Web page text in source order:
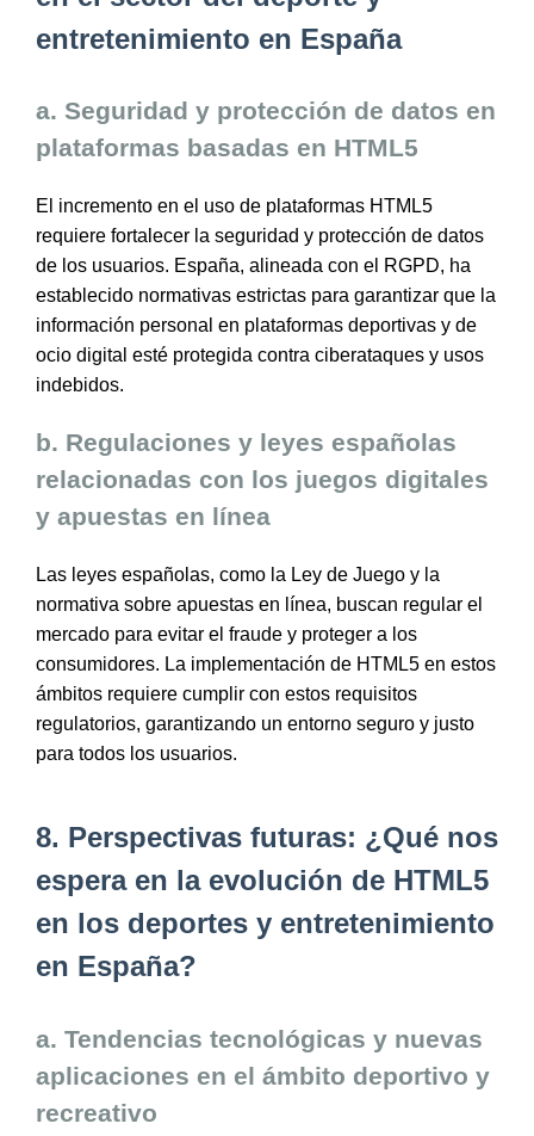
entretenimiento en España
a. Seguridad y protección de datos en
plataformas basadas en HTML5
El incremento en el uso de plataformas HTML5
requiere fortalecer la seguridad y protección de datos
de los usuarios. España, alineada con el RGPD, ha
establecido normativas estrictas para garantizar que la
información personal en plataformas deportivas y de
ocio digital esté protegida contra ciberataques y usos
indebidos.
b. Regulaciones y leyes españolas
relacionadas con los juegos digitales
y apuestas en línea
Las leyes españolas, como la Ley de Juego y la
normativa sobre apuestas en línea, buscan regular el
mercado para evitar el fraude y proteger a los
consumidores. La implementación de HTML5 en estos
ámbitos requiere cumplir con estos requisitos
regulatorios, garantizando un entorno seguro y justo
para todos los usuarios.
8. Perspectivas futuras: ¿Qué nos
espera en la evolución de HTML5
en los deportes y entretenimiento
en España?
a. Tendencias tecnológicas y nuevas
aplicaciones en el ámbito deportivo y
recreativo